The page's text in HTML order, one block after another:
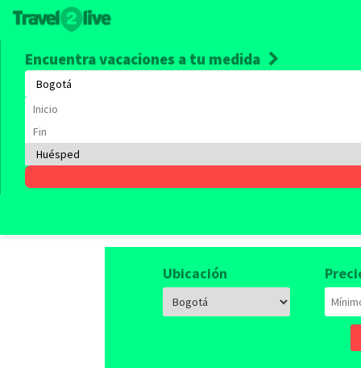
Encuentra vacaciones a tu medida
Ubicación